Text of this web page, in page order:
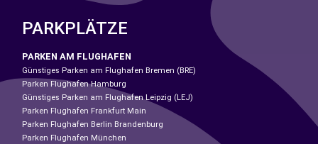
PARKPLÄTZE
PARKEN AM FLUGHAFEN
Günstiges Parken am Flughafen Bremen (BRE)
Parken Flughafen Hamburg
Günstiges Parken am Flughafen Leipzig (LEJ)
Parken Flughafen Frankfurt Main
Parken Flughafen Berlin Brandenburg
Parken Flughafen München